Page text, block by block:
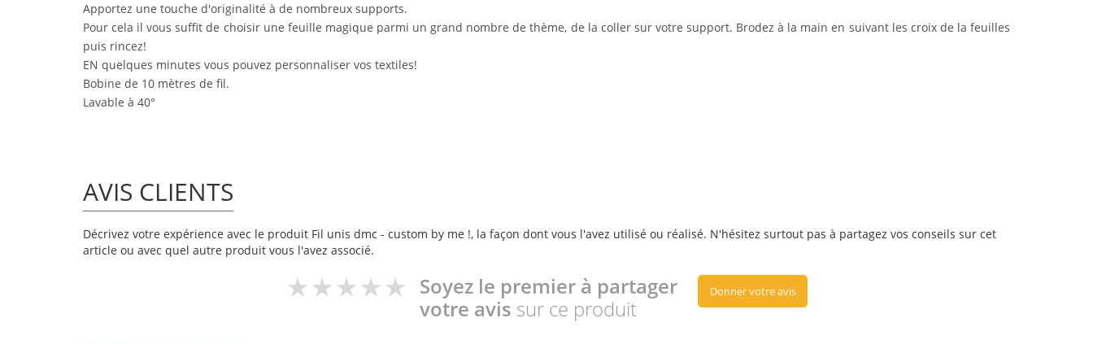
Apportez une touche d'originalité à de nombreux supports.
Pour cela il vous suffit de choisir une feuille magique parmi un grand nombre de thème, de la coller sur votre support. Brodez à la main en suivant les croix de la feuilles
puis rincez!
EN quelques minutes vous pouvez personnaliser vos textiles!
Bobine de 10 mètres de fil.
Lavable à 40°
AVIS CLIENTS
Décrivez votre expérience avec le produit Fil unis dmc - custom by me !, la façon dont vous l'avez utilisé ou réalisé. N'hésitez surtout pas à partagez vos conseils sur cet
article ou avec quel autre produit vous l'avez associé.
Soyez le premier à partager
votre avis sur ce produit
Donner votre avis